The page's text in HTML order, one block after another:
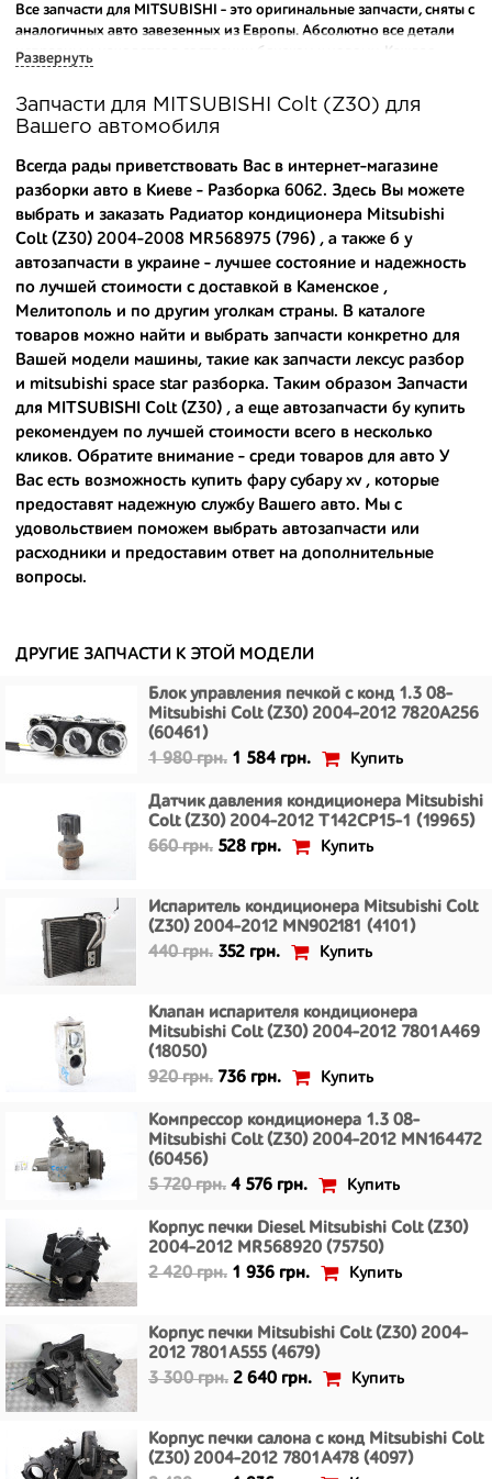
Все запчасти для MITSUBISHI - это оригинальные запчасти, сняты с
аналогичных авто завезенных из Европы. Абсолютно все детали
исправны и находятся в состоянии близком к новому. Каждая
производителя.
Вашему вниманию предлагаем широкий ассортимент
автозапчастей для
MITSUBISHI Colt (Z30) 2004-2008
популярных марок. Мы продаем оригинальные и
высококачественные запчасти, отказываясь от контрафактных
аналогов.
Многие наши оптовые клиенты рекомендуют именно нашу
разборку как надежного и проверенного продавца. Если вам
требуется приобрести оптовую партию деталей для японских
автомобилей, то консультанты нашего интернет-магазина
подберут вам товар и укомплектуют партию. Также мы поможем с
правильным выбором по каталогу автозапчастей.
Купить комплектующие для авто с разборки – хорошее решение.
Ведь наши запчасти:
- доступные по цене;
- сняты только с автомобилей, которые ездили по превосходным
европейским и японским дорогам;
- имеют большой запас прочности и невыробатанный ресурс, и
Развернуть
Запчасти для MITSUBISHI Colt (Z30) для
Вашего автомобиля
Всегда рады приветствовать Вас в интернет-магазине
разборки авто в Киеве - Разборка 6062. Здесь Вы можете
выбрать и заказать Радиатор кондиционера Mitsubishi
Colt (Z30) 2004-2008 MR568975 (796) , а также б у
автозапчасти в украине - лучшее состояние и надежность
по лучшей стоимости с доставкой в Каменское ,
Мелитополь и по другим уголкам страны. В каталоге
товаров можно найти и выбрать запчасти конкретно для
Вашей модели машины, такие какзапчасти лексус разбор
и mitsubishi space star разборка. Таким образом Запчасти
для MITSUBISHI Colt (Z30) , а еще автозапчасти бу купить
рекомендуем по лучшей стоимости всего в несколько
кликов. Обратите внимание - среди товаров для авто У
Вас есть возможность купить фару субару xv, которые
предоставят надежную службу Вашего авто. Мы с
удовольствием поможем выбрать автозапчасти или
расходники и предоставим ответ на дополнительные
вопросы.
ДРУГИЕ ЗАПЧАСТИ К ЭТОЙ МОДЕЛИ
Блок управления печкой с конд 1.3 08-
Mitsubishi Colt (Z30) 2004-2012 7820A256
(60461)
1 980 грн. 1 584 грн. Купить
Датчик давления кондиционера Mitsubishi
Colt (Z30) 2004-2012 T142CP15-1 (19965)
660 грн. 528 грн. Купить
Испаритель кондиционера Mitsubishi Colt
(Z30) 2004-2012 MN902181 (4101)
440 грн. 352 грн. Купить
Клапан испарителя кондиционера
Mitsubishi Colt (Z30) 2004-2012 7801A469
(18050)
920 грн. 736 грн. Купить
Компрессор кондиционера 1.3 08-
Mitsubishi Colt (Z30) 2004-2012 MN164472
(60456)
5 720 грн. 4 576 грн. Купить
Корпус печки Diesel Mitsubishi Colt (Z30)
2004-2012 MR568920 (75750)
2 420 грн. 1 936 грн. Купить
Корпус печки Mitsubishi Colt (Z30) 2004-
2012 7801A555 (4679)
3 300 грн. 2 640 грн. Купить
Корпус печки салона с конд Mitsubishi Colt
(Z30) 2004-2012 7801A478 (4097)